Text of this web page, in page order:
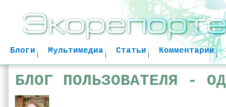
Комментарии
Статьи
Мультимедиа
Блоги
БЛОГ ПОЛЬЗОВАТЕЛЯ -